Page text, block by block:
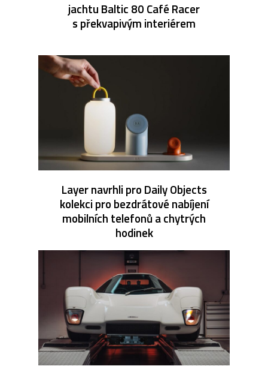
jachtu Baltic 80 Café Racer
s překvapivým interiérem
Layer navrhli pro Daily Objects
kolekci pro bezdrátové nabíjení
mobilních telefonů a chytrých
hodinek